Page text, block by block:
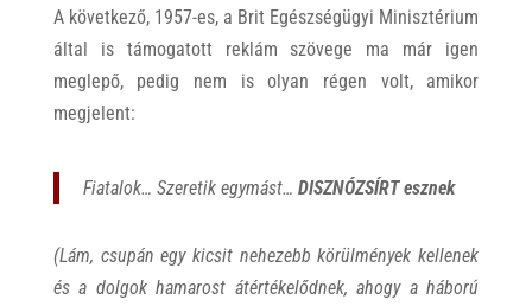
A következő, 1957-es, a Brit Egészségügyi Minisztérium
által is támogatott reklám szövege ma már igen
meglepő, pedig nem is olyan régen volt, amikor
megjelent:
Fiatalok… Szeretik egymást… DISZNÓZSÍRT esznek
(Lám, csupán egy kicsit nehezebb körülmények kellenek
és a dolgok hamarost átértékelődnek, ahogy a háború